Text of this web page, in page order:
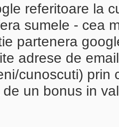
referitoare la
sumele - cea
partenera
adrese de
cunoscuti) prin
un bonus in